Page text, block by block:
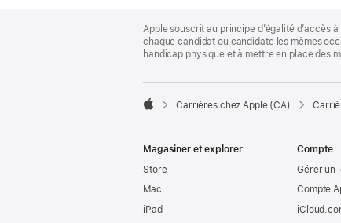
Footer
Apple souscrit au principe d’égalité d’accès
chaque candidat ou candidate les mêmes
handicap physique et à mettre en place des

Carrières chez Apple (CA)
Magasiner et explorer
Store
Mac
iPad
Compte
Gérer un
Compte